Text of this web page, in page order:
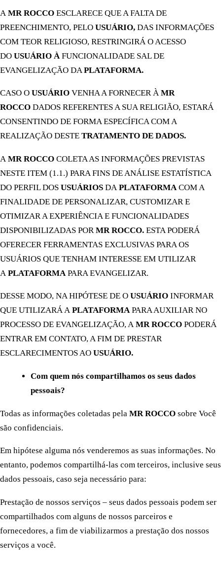
A MR ROCCO ESCLARECE QUE A FALTA DE
PREENCHIMENTO, PELO USUÁRIO, DAS INFORMAÇÕES
COM TEOR RELIGIOSO, RESTRINGIRÁ O ACESSO
DO USUÁRIO À FUNCIONALIDADE SAL DE
EVANGELIZAÇÃO DA PLATAFORMA.
CASO O USUÁRIO VENHA A FORNECER À MR
ROCCO DADOS REFERENTES A SUA RELIGIÃO, ESTARÁ
CONSENTINDO DE FORMA ESPECÍFICA COM A
REALIZAÇÃO DESTE TRATAMENTO DE DADOS.
A MR ROCCO COLETA AS INFORMAÇÕES PREVISTAS
NESTE ITEM (1.1.) PARA FINS DE ANÁLISE ESTATÍSTICA
DO PERFIL DOS USUÁRIOS DA PLATAFORMA COM A
FINALIDADE DE PERSONALIZAR, CUSTOMIZAR E
OTIMIZAR A EXPERIÊNCIA E FUNCIONALIDADES
DISPONIBILIZADAS POR MR ROCCO. ESTA PODERÁ
OFERECER FERRAMENTAS EXCLUSIVAS PARA OS
USUÁRIOS QUE TENHAM INTERESSE EM UTILIZAR
A PLATAFORMA PARA EVANGELIZAR.
DESSE MODO, NA HIPÓTESE DE O USUÁRIO INFORMAR
QUE UTILIZARÁ A PLATAFORMAPARA AUXILIAR NO
PROCESSO DE EVANGELIZAÇÃO, A MR ROCCO PODERÁ
ENTRAR EM CONTATO, A FIM DE PRESTAR
ESCLARECIMENTOS AO USUÁRIO.
Com quem nós compartilhamos os seus dados
pessoais?
Todas as informações coletadas pela MR ROCCO sobre Você
são confidenciais.
Em hipótese alguma nós venderemos as suas informações. No
entanto, podemos compartilhá-las com terceiros, inclusive seus
dados pessoais, caso seja necessário para:
Prestação de nossos serviços – seus dados pessoais podem ser
compartilhados com alguns de nossos parceiros e
fornecedores, a fim de viabilizarmos a prestação dos nossos
serviços a você.